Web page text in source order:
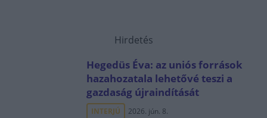
Hirdetés
Hegedüs Éva: az uniós források
hazahozatala lehetővé teszi a
gazdaság újraindítását
INTERJÚ 2026. jún. 8.